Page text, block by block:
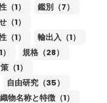
（1）
鑑別（7）
（1）
（1）
輸出入（1）
規格（28）
（1）
自由研究（35）
織物名称と特徴（1）